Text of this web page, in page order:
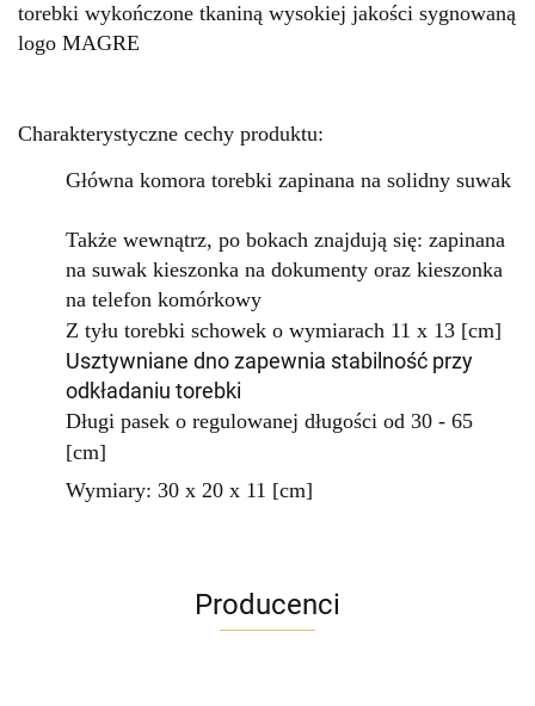
torebki wykończone tkaniną wysokiej jakości sygnowaną
logo MAGRE
Charakterystyczne cechy produktu:
Główna komora torebki zapinana na solidny suwak
Także wewnątrz, po bokach znajdują się: zapinana
na suwak kieszonka na dokumenty oraz kieszonka
na telefon komórkowy
Z tyłu torebki schowek o wymiarach 11 x 13 [cm]
Usztywniane dno zapewnia stabilność przy
odkładaniu torebki
Długi pasek o regulowanej długości od 30 - 65
[cm]
Wymiary: 30 x 20 x 11 [cm]
Producenci